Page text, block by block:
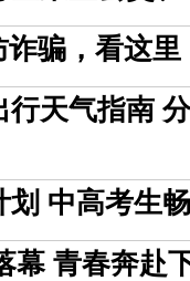
诈骗，看这里
行天气指南
中高考生
幕 青春奔赴